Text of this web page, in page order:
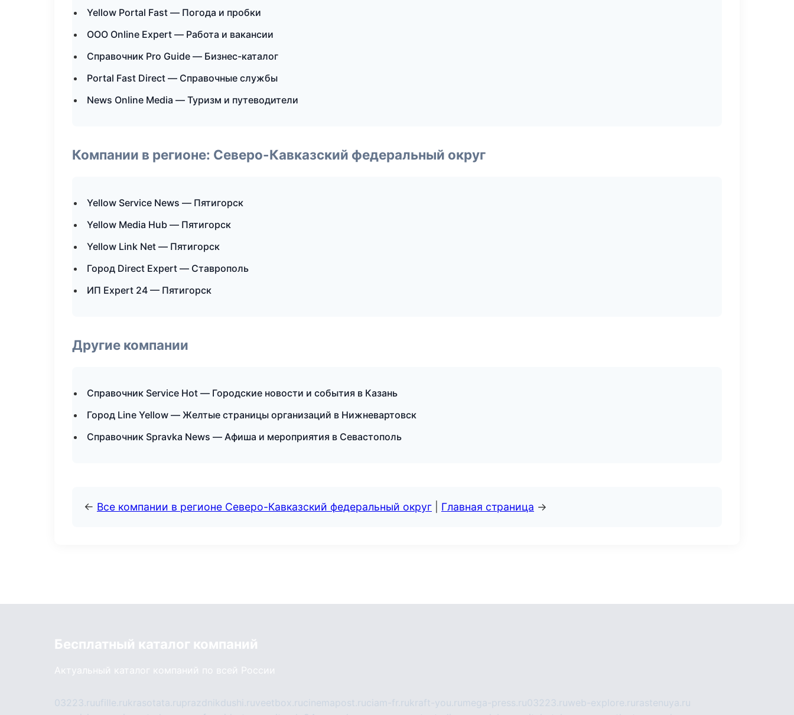
Yellow Portal Fast — Погода и пробки
ООО Online Expert — Работа и вакансии
Справочник Pro Guide — Бизнес-каталог
Portal Fast Direct — Справочные службы
News Online Media — Туризм и путеводители
Компании в регионе: Северо-Кавказский федеральный округ
Yellow Service News — Пятигорск
Yellow Media Hub — Пятигорск
Yellow Link Net — Пятигорск
Город Direct Expert — Ставрополь
ИП Expert 24 — Пятигорск
Другие компании
Справочник Service Hot — Городские новости и события в Казань
Город Line Yellow — Желтые страницы организаций в Нижневартовск
Справочник Spravka News — Афиша и мероприятия в Севастополь
← Все компании в регионе Северо-Кавказский федеральный округ Главная страница →
Бесплатный каталог компаний
Актуальный каталог компаний по всей России
03223.ruufille.rukrasotata.ruprazdnikdushi.ruveetbox.rucinemapost.ruciam-fr.rukraft-you.ru mega-press.ru03223.ruweb-explore.ru rastenuya.ru